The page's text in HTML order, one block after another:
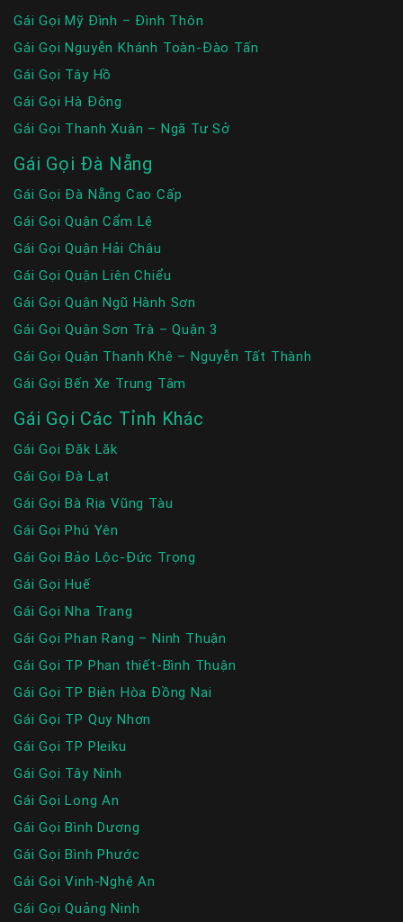
Gái Gọi Mỹ Đình – Đình Thôn
Gái Gọi Nguyễn Khánh Toàn-Đào Tấn
Gái Gọi Tây Hồ
Gái Gọi Hà Đông
Gái Gọi Thanh Xuân – Ngã Tư Sở
Gái Gọi Đà Nẵng
Gái Gọi Đà Nẵng Cao Cấp
Gái Gọi Quận Cẩm Lệ
Gái Gọi Quận Hải Châu
Gái Gọi Quận Liên Chiểu
Gái Gọi Quận Ngũ Hành Sơn
Gái Gọi Quận Sơn Trà – Quận 3
Gái Gọi Quận Thanh Khê – Nguyễn Tất Thành
Gái Gọi Bến Xe Trung Tâm
Gái Gọi Các Tỉnh Khác
Gái Gọi Đăk Lăk
Gái Gọi Đà Lạt
Gái Gọi Bà Rịa Vũng Tàu
Gái Gọi Phú Yên
Gái Gọi Bảo Lộc-Đức Trọng
Gái Gọi Huế
Gái Gọi Nha Trang
Gái Gọi Phan Rang – Ninh Thuận
Gái Gọi TP Phan thiết-Bình Thuận
Gái Gọi TP Biên Hòa Đồng Nai
Gái Gọi TP Quy Nhơn
Gái Gọi TP Pleiku
Gái Gọi Tây Ninh
Gái Gọi Long An
Gái Gọi Bình Dương
Gái Gọi Bình Phước
Gái Gọi Vinh-Nghệ An
Gái Gọi Quảng Ninh